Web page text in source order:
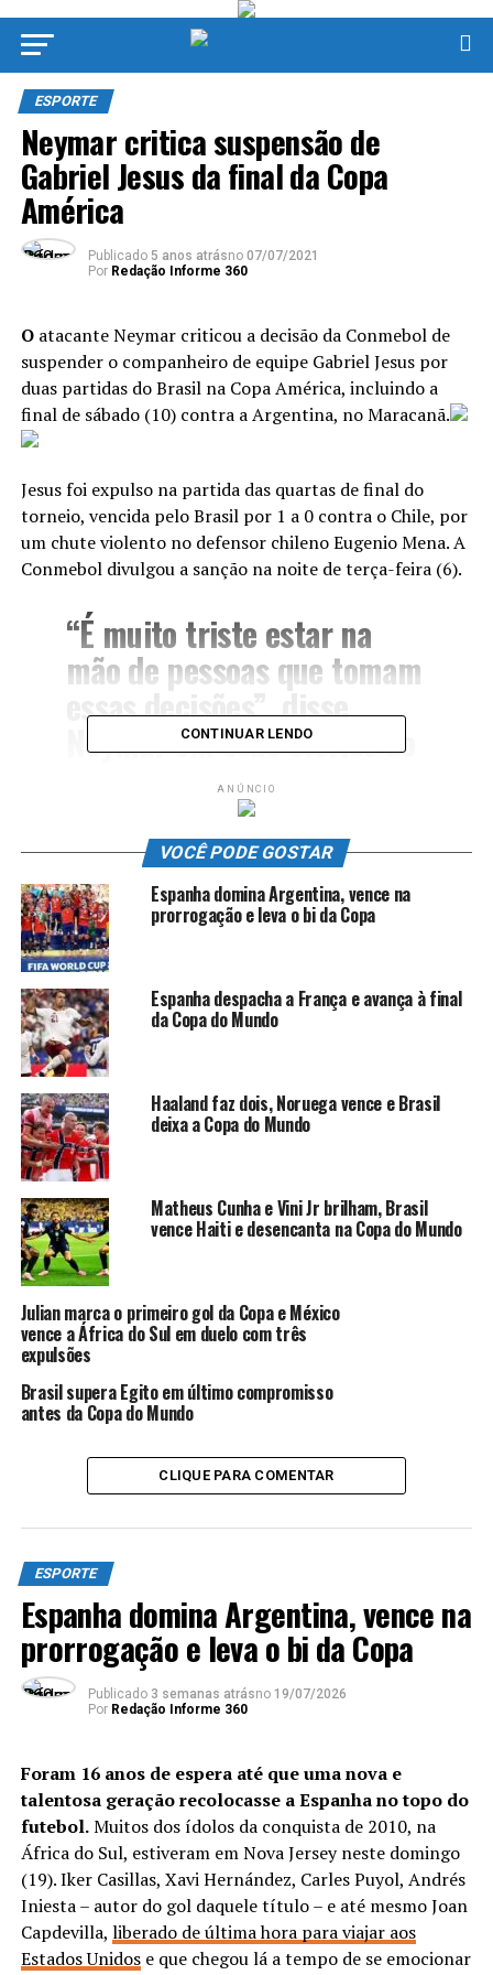
ESPORTE
Neymar critica suspensão de
Gabriel Jesus da final da Copa
América
Publicado 5 anos atrásno 07/07/2021
Por Redação Informe 360
Oatacante Neymar criticou a decisão da Conmebol de
suspender o companheiro de equipe Gabriel Jesus por
duas partidas do Brasil na Copa América, incluindo a
final de sábado (10) contra a Argentina, no Maracanã.
Jesus foi expulso na partida das quartas de final do
torneio, vencida pelo Brasil por 1 a 0 contra o Chile, por
um chute violento no defensor chileno Eugenio Mena. A
Conmebol divulgou a sanção na noite de terça-feira (6).
“É muito triste estar na
mão de pessoas que tomam
essas decisões”, disse
Neymar em seus stories do
Instagram junto com uma
foto de Gabriel Jesus com a
notícia de que o jogador
estava fora da final.
Dias atrás, Neymar também criticou a situação do
gramado dos jogos do torneio, que foi transferido para o
Brasil de última hora apesar de um avanço generalizado
dos casos do novo coronavírus (covid-19) no país.
O Brasil se classificou para a final após vencer o Peru
por 1 a 0 na segunda-feira (6) e disputará o clássico sul-
americano contra a Argentina, que garantiu seu lugar
após vencer a Colômbia nos pênaltis na noite desta
terça-feira (7).
COPA AMÉRICA
ESPORTE FUTEBOL
GABRIEL JESUS
NEYMAR SELEÇÃO BRASILEIRA
Brasileiro
NÃO PERCA
Covid-19: público em estádios na Euro leva a aumento de
casos, diz OMS
CONTINUAR LENDO
ANÚNCIO
VOCÊ PODE GOSTAR
Espanha domina Argentina, vence na
prorrogação e leva o bi da Copa
Espanha despacha a França e avança à final
da Copa do Mundo
Haaland faz dois, Noruega vence e Brasil
deixa a Copa do Mundo
Matheus Cunha e Vini Jr brilham, Brasil
vence Haiti e desencanta na Copa do Mundo
Julian marca o primeiro gol da Copa e México
vence a África do Sul em duelo com três
expulsões
Brasil supera Egito em último compromisso
antes da Copa do Mundo
CLIQUE PARA COMENTAR
ESPORTE
Espanha domina Argentina, vence na
prorrogação e leva o bi da Copa
Publicado 3 semanas atrásno 19/07/2026
Por Redação Informe 360
Foram 16 anos de espera até que uma nova e
talentosa geração recolocasse a Espanha no topo do
futebol.Muitos dos ídolos da conquista de 2010, na
África do Sul, estiveram em Nova Jersey neste domingo
(19). Iker Casillas, Xavi Hernández, Carles Puyol, Andrés
Iniesta – autor do gol daquele título – e até mesmo Joan
Capdevilla, liberado de última hora para viajar aos
Estados Unidose que chegou lá a tempo de se emocionar